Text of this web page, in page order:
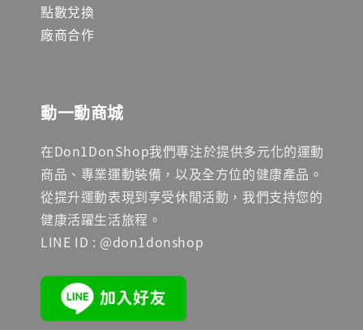
點數兌換
廠商合作
動一動商城
在Don1DonShop我們專注於提供多元化的運動
商品、專業運動裝備，以及全方位的健康產品。
從提升運動表現到享受休閒活動，我們支持您的
健康活躍生活旅程。
LINE ID : @don1donshop